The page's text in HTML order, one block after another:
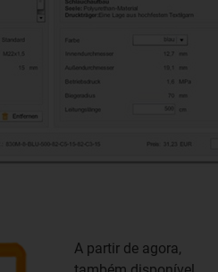
A partir de agora,